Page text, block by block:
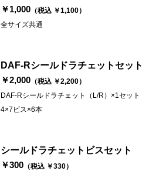
￥1,000 （税込 ￥1,100）
全サイズ共通
DAF-Rシールドラチェットセット
￥2,000 （税込 ￥2,200）
DAF-Rシールドラチェット（L/R）×1セット
4×7ビス×6本
シールドラチェットビスセット
￥300 （税込 ￥330）